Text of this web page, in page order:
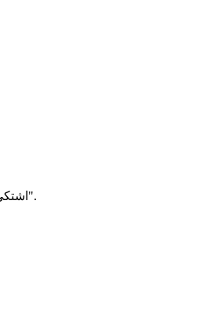
اشتكي أصحاب الدخل اليومي، والأعمال الحرة من قرار حظر التجوال ابتداء من الساعة السادسة مساء في ظل الإجراءات الاحترازية لمكافحة تفشي الموجة الثانية من "كورونا".